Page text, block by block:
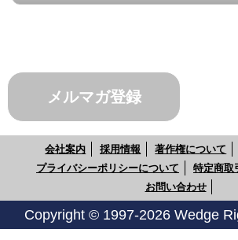
メルマガ登録
会社案内 採用情報 著作権について
プライバシーポリシーについて
特定商取
お問い合わせ
Copyright © 1997-2026 Wedge